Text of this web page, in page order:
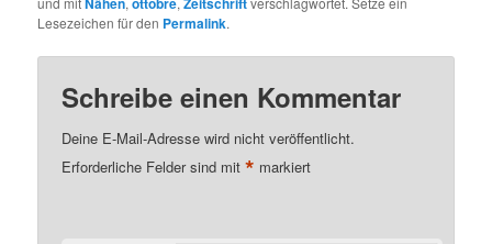
Lesezeichen für den Permalink.
Schreibe einen Kommentar
Deine E-Mail-Adresse wird nicht veröffentlicht.
Erforderliche Felder sind mit* markiert